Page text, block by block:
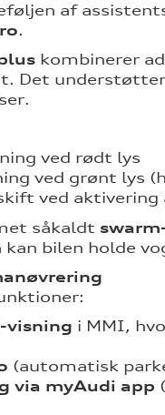
af
.
kombinerer
Det
ved rødt lys
ved grønt lys
ved aktivering
såkaldt
bilen holde
visning i MMI,
(automatisk
via myAudi app